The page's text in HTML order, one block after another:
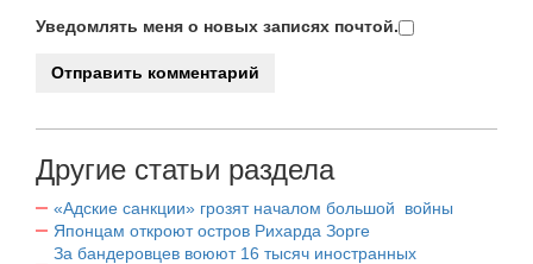
Уведомлять меня о новых записях почтой.
Другие статьи раздела
«Адские санкции» грозят началом большой войны
Японцам откроют остров Рихарда Зорге
За бандеровцев воюют 16 тысяч иностранных